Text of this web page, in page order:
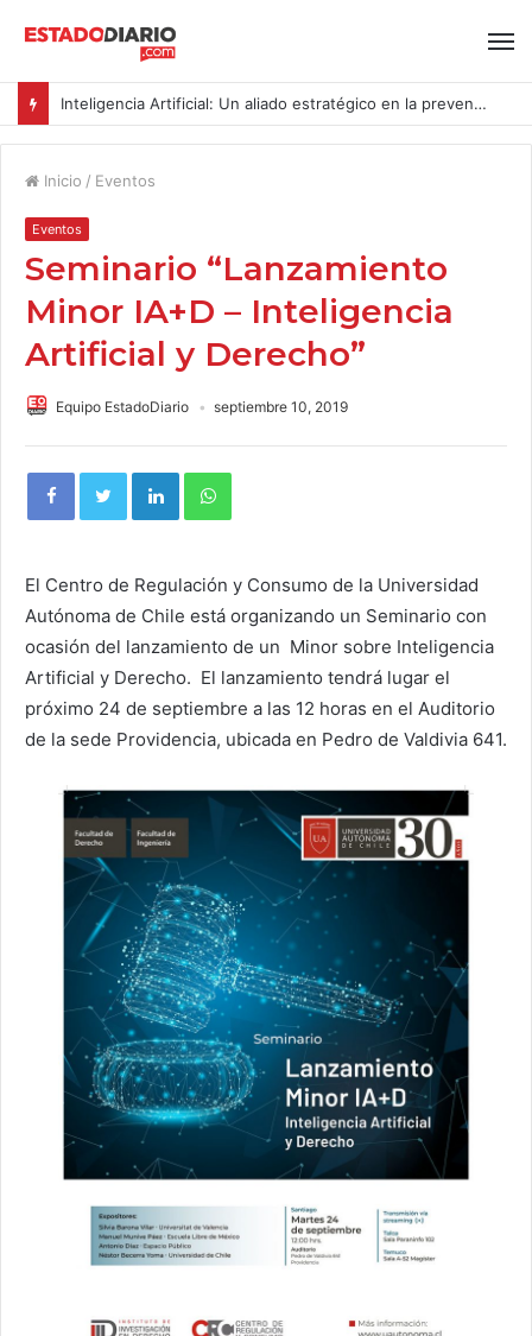
Inteligencia Artificial: Un aliado estratégico en la prevención del acoso y la violencia laboral bajo la Ley Karin
Inicio / Eventos
Eventos
Seminario “Lanzamiento
Minor IA+D – Inteligencia
Artificial y Derecho”
Equipo EstadoDiario septiembre 10, 2019
El Centro de Regulación y Consumo de la Universidad
Autónoma de Chile está organizando un Seminario con
ocasión del lanzamiento de un Minor sobre Inteligencia
Artificial y Derecho. El lanzamiento tendrá lugar el
próximo 24 de septiembre a las 12 horas en el Auditorio
de la sede Providencia, ubicada en Pedro de Valdivia 641.